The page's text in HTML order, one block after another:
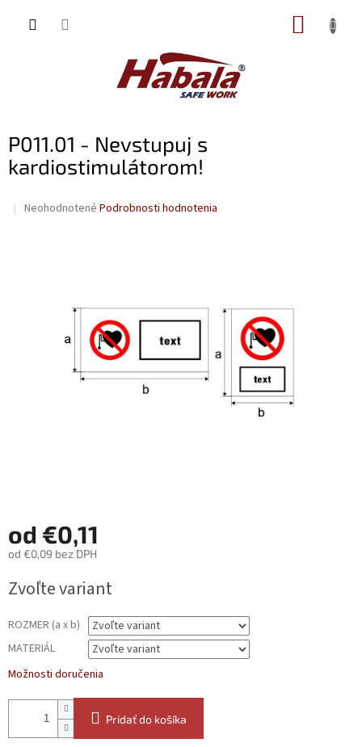
P011.01 - Nevstupuj s
kardiostimulátorom!
Priemerné
hviezdičiek.
Neohodnotené Podrobnosti hodnotenia
od €0,11
od €0,09 bez DPH
cena:
Zvoľte variant
ROZMER (a x b)
MATERIÁL
Možnosti doručenia
Pridať do košíka